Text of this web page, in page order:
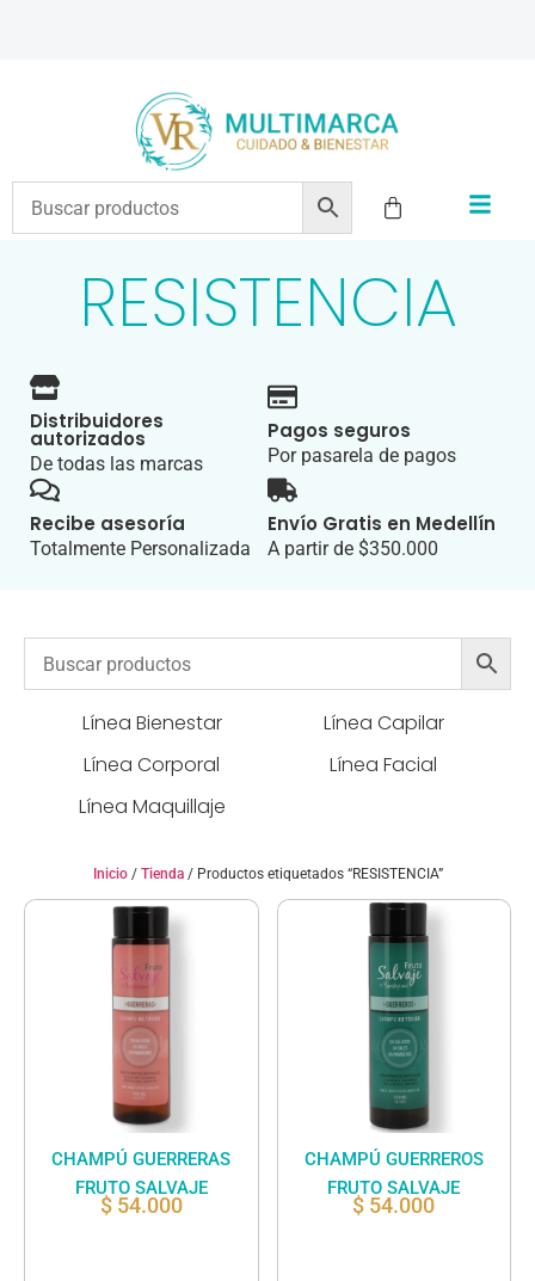
RESISTENCIA
Distribuidores
autorizados
De todas las marcas
Pagos seguros
Por pasarela de pagos
Recibe asesoría
Totalmente Personalizada
Envío Gratis en Medellín
A partir de $350.000
Línea Bienestar
Línea Capilar
Línea Corporal
Línea Facial
Línea Maquillaje
Inicio/ Tienda/ Productos etiquetados “RESISTENCIA”
CHAMPÚ GUERRERAS
FRUTO SALVAJE
$54.000
CHAMPÚ GUERREROS
FRUTO SALVAJE
$ 54.000